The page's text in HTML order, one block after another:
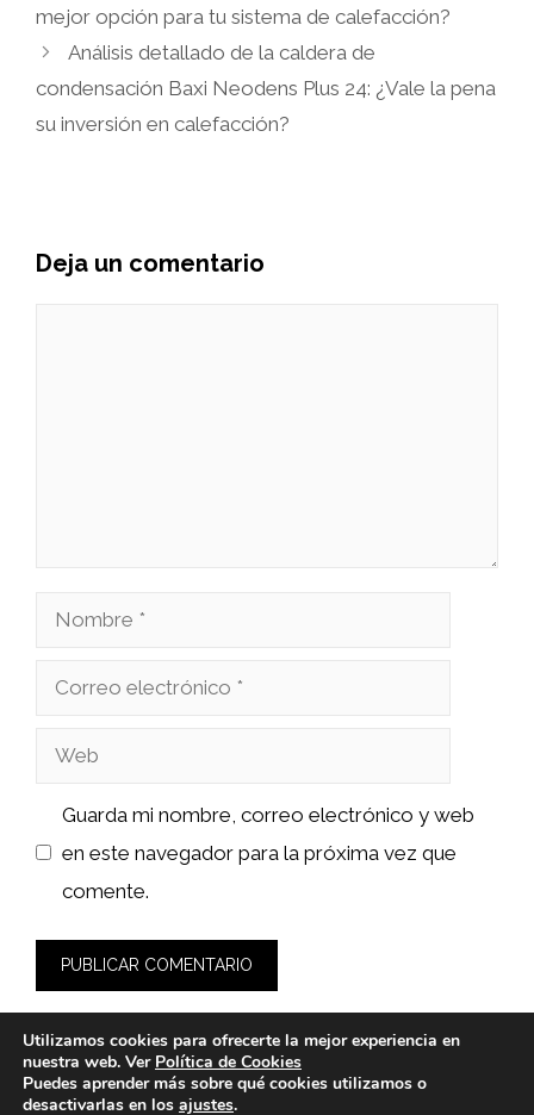
mejor opción para tu sistema de calefacción?
Análisis detallado de la caldera de
condensación Baxi Neodens Plus 24: ¿Vale la pena
su inversión en calefacción?
Deja un comentario
Nombre
Correo
Web
Guarda mi nombre, correo electrónico y web
en este navegador para la próxima vez que
comente.
Utilizamos cookies para ofrecerte la mejor experiencia en
nuestra web. Ver Política de Cookies
Puedes aprender más sobre qué cookies utilizamos o
desactivarlas en los ajustes.